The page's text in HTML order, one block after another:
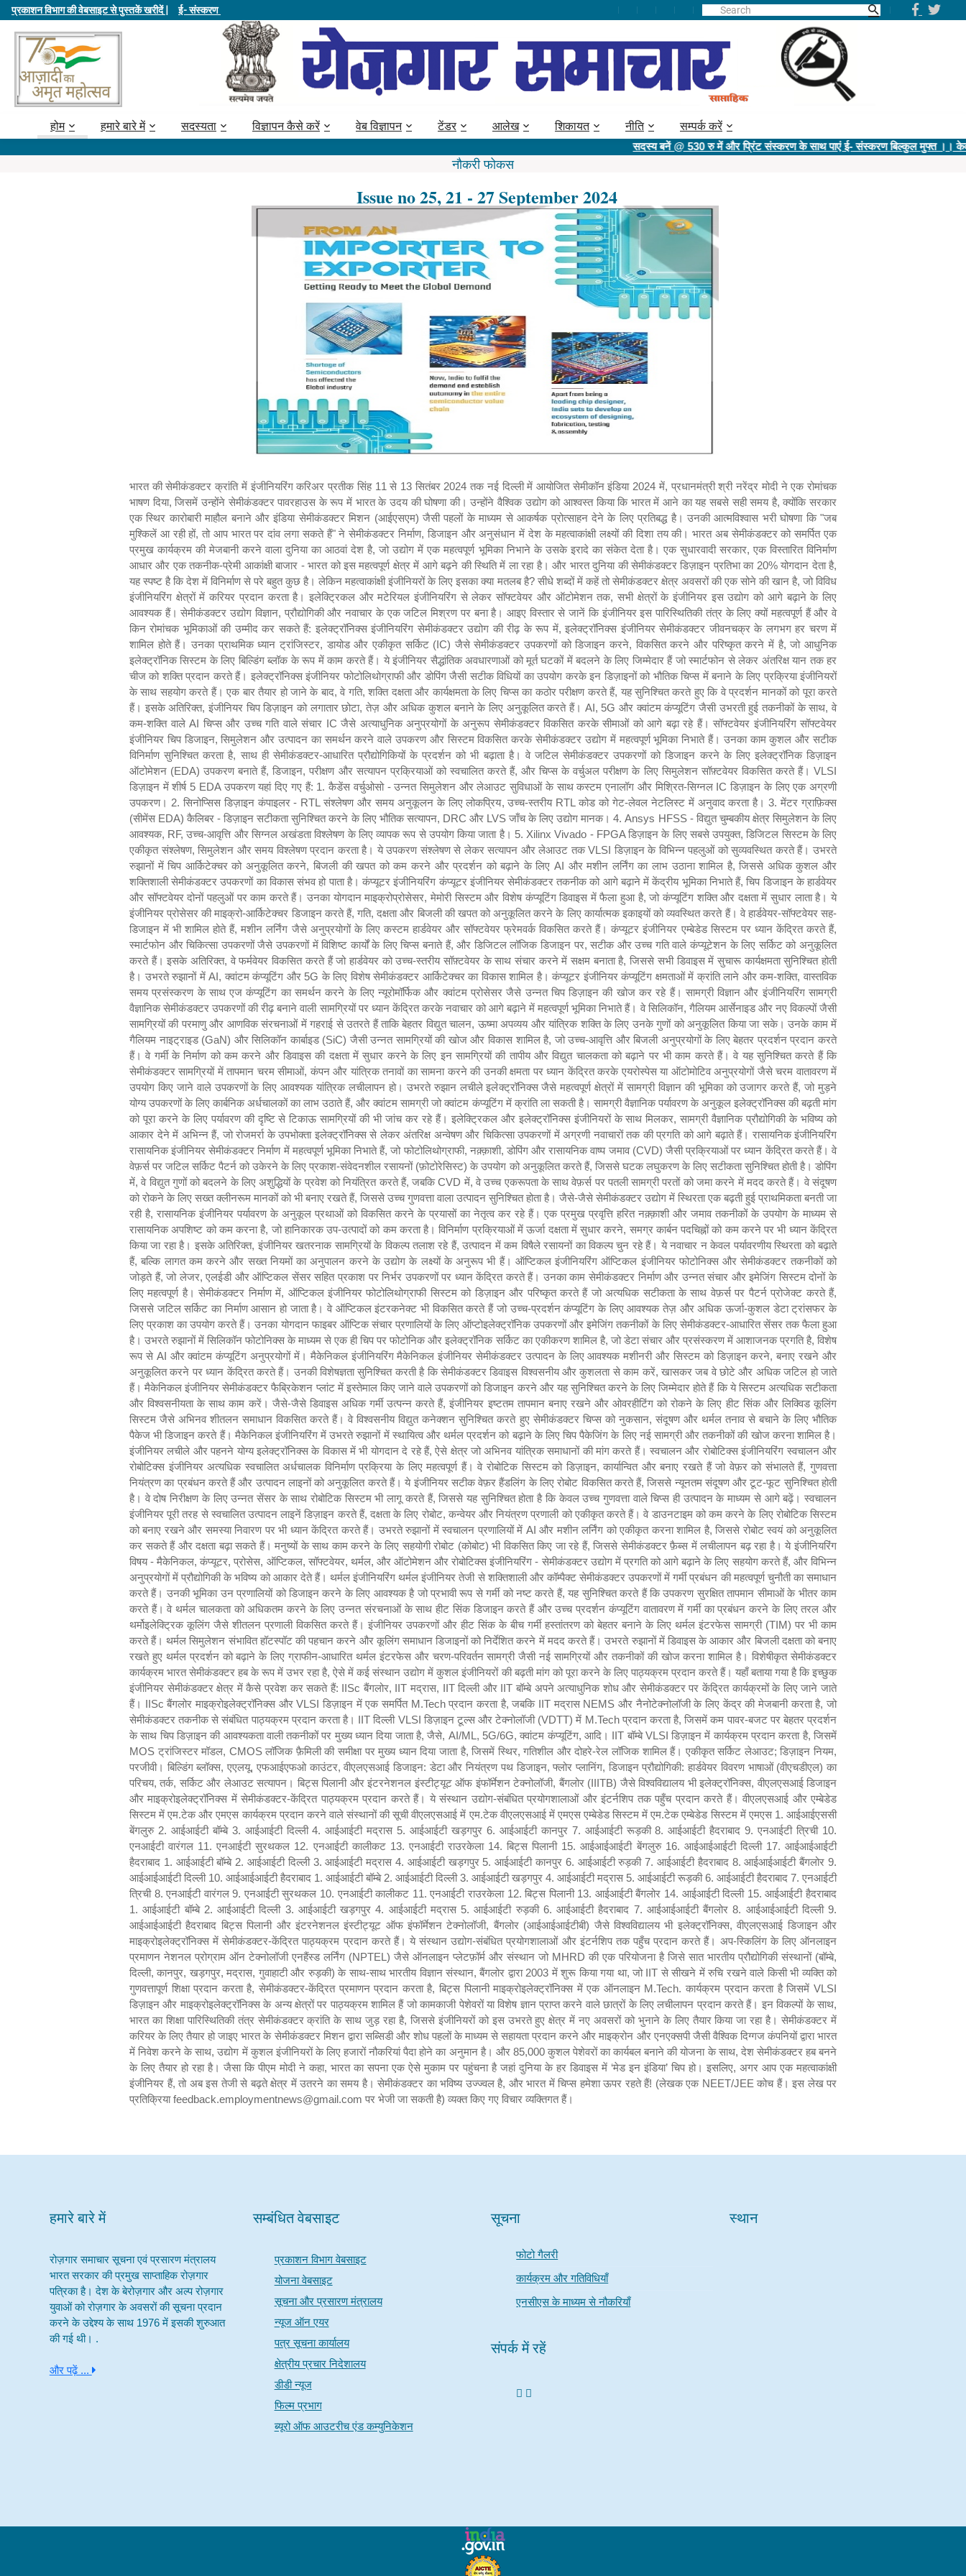
प्रकाशन विभाग की वेबसाइट से पुस्तकें खरीदें | ई- संस्करण
होम हमारे बारे में सदस्यता विज्ञापन कैसे करें वेब विज्ञापन टेंडर आलेख शिकायत नीति सम्पर्क करें
सदस्य बनें @ 530 रु में और प्रिंट संस्करण के साथ पाएं ई- संस्करण बिल्कुल मुफ्त ।। केवल ई-
नौकरी फोकस
Issue no 25, 21 - 27 September 2024
भारत की सेमीकंडक्टर क्रांति में इंजीनियरिंग करिअर प्रतीक सिंह 11 से 13 सितंबर 2024 तक नई दिल्ली में आयोजित सेमीकॉन इंडिया 2024 में, प्रधानमंत्री श्री नरेंद्र मोदी ने एक रोमांचक भाषण दिया, जिसमें उन्होंने सेमीकंडक्टर पावरहाउस के रूप में भारत के उदय की घोषणा की। उन्होंने वैश्विक उद्योग को आश्वस्त किया कि भारत में आने का यह सबसे सही समय है, क्योंकि सरकार एक स्थिर कारोबारी माहौल बनाने और इंडिया सेमीकंडक्टर मिशन (आईएसएम) जैसी पहलों के माध्यम से आकर्षक प्रोत्साहन देने के लिए प्रतिबद्ध है। उनकी आत्मविश्वास भरी घोषणा कि "जब मुश्किलें आ रही हों, तो आप भारत पर दांव लगा सकते हैं" ने सेमीकंडक्टर निर्माण, डिजाइन और अनुसंधान में देश के महत्वाकांक्षी लक्ष्यों की दिशा तय की। भारत अब सेमीकंडक्टर को समर्पित एक प्रमुख कार्यक्रम की मेजबानी करने वाला दुनिया का आठवां देश है, जो उद्योग में एक महत्वपूर्ण भूमिका निभाने के उसके इरादे का संकेत देता है। एक सुधारवादी सरकार, एक विस्तारित विनिर्माण आधार और एक तकनीक-प्रेमी आकांक्षी बाजार - भारत को इस महत्वपूर्ण क्षेत्र में आगे बढ़ने की स्थिति में ला रहा है। और भारत दुनिया की सेमीकंडक्टर डिज़ाइन प्रतिभा का 20% योगदान देता है, यह स्पष्ट है कि देश में विनिर्माण से परे बहुत कुछ है। लेकिन महत्वाकांक्षी इंजीनियरों के लिए इसका क्या मतलब है? सीधे शब्दों में कहें तो सेमीकंडक्टर क्षेत्र अवसरों की एक सोने की खान है, जो विविध इंजीनियरिंग क्षेत्रों में करियर प्रदान करता है। इलेक्ट्रिकल और मटेरियल इंजीनियरिंग से लेकर सॉफ्टवेयर और ऑटोमेशन तक, सभी क्षेत्रों के इंजीनियर इस उद्योग को आगे बढ़ाने के लिए आवश्यक हैं। सेमीकंडक्टर उद्योग विज्ञान, प्रौद्योगिकी और नवाचार के एक जटिल मिश्रण पर बना है। आइए विस्तार से जानें कि इंजीनियर इस पारिस्थितिकी तंत्र के लिए क्यों महत्वपूर्ण हैं और वे किन रोमांचक भूमिकाओं की उम्मीद कर सकते हैं: इलेक्ट्रॉनिक्स इंजीनियरिंग सेमीकंडक्टर उद्योग की रीढ़ के रूप में, इलेक्ट्रॉनिक्स इंजीनियर सेमीकंडक्टर जीवनचक्र के लगभग हर चरण में शामिल होते हैं। उनका प्राथमिक ध्यान ट्रांजिस्टर, डायोड और एकीकृत सर्किट (IC) जैसे सेमीकंडक्टर उपकरणों को डिजाइन करने, विकसित करने और परिष्कृत करने में है, जो आधुनिक इलेक्ट्रॉनिक सिस्टम के लिए बिल्डिंग ब्लॉक के रूप में काम करते हैं। ये इंजीनियर सैद्धांतिक अवधारणाओं को मूर्त घटकों में बदलने के लिए जिम्मेदार हैं जो स्मार्टफोन से लेकर अंतरिक्ष यान तक हर चीज को शक्ति प्रदान करते हैं। इलेक्ट्रॉनिक्स इंजीनियर फोटोलिथोग्राफी और डोपिंग जैसी सटीक विधियों का उपयोग करके इन डिज़ाइनों को भौतिक चिप्स में बनाने के लिए प्रक्रिया इंजीनियरों के साथ सहयोग करते हैं। एक बार तैयार हो जाने के बाद, वे गति, शक्ति दक्षता और कार्यक्षमता के लिए चिप्स का कठोर परीक्षण करते हैं, यह सुनिश्चित करते हुए कि वे प्रदर्शन मानकों को पूरा करते हैं। इसके अतिरिक्त, इंजीनियर चिप डिज़ाइन को लगातार छोटा, तेज़ और अधिक कुशल बनाने के लिए अनुकूलित करते हैं। AI, 5G और क्वांटम कंप्यूटिंग जैसी उभरती हुई तकनीकों के साथ, वे कम-शक्ति वाले AI चिप्स और उच्च गति वाले संचार IC जैसे अत्याधुनिक अनुप्रयोगों के अनुरूप सेमीकंडक्टर विकसित करके सीमाओं को आगे बढ़ा रहे हैं। सॉफ्टवेयर इंजीनियरिंग सॉफ्टवेयर इंजीनियर चिप डिजाइन, सिमुलेशन और उत्पादन का समर्थन करने वाले उपकरण और सिस्टम विकसित करके सेमीकंडक्टर उद्योग में महत्वपूर्ण भूमिका निभाते हैं। उनका काम कुशल और सटीक विनिर्माण सुनिश्चित करता है, साथ ही सेमीकंडक्टर-आधारित प्रौद्योगिकियों के प्रदर्शन को भी बढ़ाता है। वे जटिल सेमीकंडक्टर उपकरणों को डिजाइन करने के लिए इलेक्ट्रॉनिक डिज़ाइन ऑटोमेशन (EDA) उपकरण बनाते हैं, डिजाइन, परीक्षण और सत्यापन प्रक्रियाओं को स्वचालित करते हैं, और चिप्स के वर्चुअल परीक्षण के लिए सिमुलेशन सॉफ़्टवेयर विकसित करते हैं। VLSI डिज़ाइन में शीर्ष 5 EDA उपकरण यहां दिए गए हैं: 1. कैडेंस वर्चुओसो - उन्नत सिमुलेशन और लेआउट सुविधाओं के साथ कस्टम एनालॉग और मिश्रित-सिग्नल IC डिज़ाइन के लिए एक अग्रणी उपकरण। 2. सिनोप्सिस डिज़ाइन कंपाइलर - RTL संश्लेषण और समय अनुकूलन के लिए लोकप्रिय, उच्च-स्तरीय RTL कोड को गेट-लेवल नेटलिस्ट में अनुवाद करता है। 3. मेंटर ग्राफ़िक्स (सीमेंस EDA) कैलिबर - डिज़ाइन सटीकता सुनिश्चित करने के लिए भौतिक सत्यापन, DRC और LVS जाँच के लिए उद्योग मानक। 4. Ansys HFSS - विद्युत चुम्बकीय क्षेत्र सिमुलेशन के लिए आवश्यक, RF, उच्च-आवृत्ति और सिग्नल अखंडता विश्लेषण के लिए व्यापक रूप से उपयोग किया जाता है। 5. Xilinx Vivado - FPGA डिज़ाइन के लिए सबसे उपयुक्त, डिजिटल सिस्टम के लिए एकीकृत संश्लेषण, सिमुलेशन और समय विश्लेषण प्रदान करता है। ये उपकरण संश्लेषण से लेकर सत्यापन और लेआउट तक VLSI डिज़ाइन के विभिन्न पहलुओं को सुव्यवस्थित करते हैं। उभरते रुझानों में चिप आर्किटेक्चर को अनुकूलित करने, बिजली की खपत को कम करने और प्रदर्शन को बढ़ाने के लिए AI और मशीन लर्निंग का लाभ उठाना शामिल है, जिससे अधिक कुशल और शक्तिशाली सेमीकंडक्टर उपकरणों का विकास संभव हो पाता है। कंप्यूटर इंजीनियरिंग कंप्यूटर इंजीनियर सेमीकंडक्टर तकनीक को आगे बढ़ाने में केंद्रीय भूमिका निभाते हैं, चिप डिजाइन के हार्डवेयर और सॉफ्टवेयर दोनों पहलुओं पर काम करते हैं। उनका योगदान माइक्रोप्रोसेसर, मेमोरी सिस्टम और विशेष कंप्यूटिंग डिवाइस में फैला हुआ है, जो कंप्यूटिंग शक्ति और दक्षता में सुधार लाता है। ये इंजीनियर प्रोसेसर की माइक्रो-आर्किटेक्चर डिजाइन करते हैं, गति, दक्षता और बिजली की खपत को अनुकूलित करने के लिए कार्यात्मक इकाइयों को व्यवस्थित करते हैं। वे हार्डवेयर-सॉफ्टवेयर सह-डिजाइन में भी शामिल होते हैं, मशीन लर्निंग जैसे अनुप्रयोगों के लिए कस्टम हार्डवेयर और सॉफ्टवेयर फ्रेमवर्क विकसित करते हैं। कंप्यूटर इंजीनियर एम्बेडेड सिस्टम पर ध्यान केंद्रित करते हैं, स्मार्टफोन और चिकित्सा उपकरणों जैसे उपकरणों में विशिष्ट कार्यों के लिए चिप्स बनाते हैं, और डिजिटल लॉजिक डिजाइन पर, सटीक और उच्च गति वाले कंप्यूटेशन के लिए सर्किट को अनुकूलित करते हैं। इसके अतिरिक्त, वे फर्मवेयर विकसित करते हैं जो हार्डवेयर को उच्च-स्तरीय सॉफ़्टवेयर के साथ संचार करने में सक्षम बनाता है, जिससे सभी डिवाइस में सुचारू कार्यक्षमता सुनिश्चित होती है। उभरते रुझानों में AI, क्वांटम कंप्यूटिंग और 5G के लिए विशेष सेमीकंडक्टर आर्किटेक्चर का विकास शामिल है। कंप्यूटर इंजीनियर कंप्यूटिंग क्षमताओं में क्रांति लाने और कम-शक्ति, वास्तविक समय प्रसंस्करण के साथ एज कंप्यूटिंग का समर्थन करने के लिए न्यूरोमॉर्फिक और क्वांटम प्रोसेसर जैसे उन्नत चिप डिज़ाइन की खोज कर रहे हैं। सामग्री विज्ञान और इंजीनियरिंग सामग्री वैज्ञानिक सेमीकंडक्टर उपकरणों की रीढ़ बनाने वाली सामग्रियों पर ध्यान केंद्रित करके नवाचार को आगे बढ़ाने में महत्वपूर्ण भूमिका निभाते हैं। वे सिलिकॉन, गैलियम आर्सेनाइड और नए विकल्पों जैसी सामग्रियों की परमाणु और आणविक संरचनाओं में गहराई से उतरते हैं ताकि बेहतर विद्युत चालन, ऊष्मा अपव्यय और यांत्रिक शक्ति के लिए उनके गुणों को अनुकूलित किया जा सके। उनके काम में गैलियम नाइट्राइड (GaN) और सिलिकॉन कार्बाइड (SiC) जैसी उन्नत सामग्रियों की खोज और विकास शामिल है, जो उच्च-आवृत्ति और बिजली अनुप्रयोगों के लिए बेहतर प्रदर्शन प्रदान करते हैं। वे गर्मी के निर्माण को कम करने और डिवाइस की दक्षता में सुधार करने के लिए इन सामग्रियों की तापीय और विद्युत चालकता को बढ़ाने पर भी काम करते हैं। वे यह सुनिश्चित करते हैं कि सेमीकंडक्टर सामग्रियों में तापमान चरम सीमाओं, कंपन और यांत्रिक तनावों का सामना करने की उनकी क्षमता पर ध्यान केंद्रित करके एयरोस्पेस या ऑटोमोटिव अनुप्रयोगों जैसे चरम वातावरण में उपयोग किए जाने वाले उपकरणों के लिए आवश्यक यांत्रिक लचीलापन हो। उभरते रुझान लचीले इलेक्ट्रॉनिक्स जैसे महत्वपूर्ण क्षेत्रों में सामग्री विज्ञान की भूमिका को उजागर करते हैं, जो मुड़ने योग्य उपकरणों के लिए कार्बनिक अर्धचालकों का लाभ उठाते हैं, और क्वांटम सामग्री जो क्वांटम कंप्यूटिंग में क्रांति ला सकती है। सामग्री वैज्ञानिक पर्यावरण के अनुकूल इलेक्ट्रॉनिक्स की बढ़ती मांग को पूरा करने के लिए पर्यावरण की दृष्टि से टिकाऊ सामग्रियों की भी जांच कर रहे हैं। इलेक्ट्रिकल और इलेक्ट्रॉनिक्स इंजीनियरों के साथ मिलकर, सामग्री वैज्ञानिक प्रौद्योगिकी के भविष्य को आकार देने में अभिन्न हैं, जो रोजमर्रा के उपभोक्ता इलेक्ट्रॉनिक्स से लेकर अंतरिक्ष अन्वेषण और चिकित्सा उपकरणों में अग्रणी नवाचारों तक की प्रगति को आगे बढ़ाते हैं। रासायनिक इंजीनियरिंग रासायनिक इंजीनियर सेमीकंडक्टर निर्माण में महत्वपूर्ण भूमिका निभाते हैं, जो फोटोलिथोग्राफी, नक़्क़ाशी, डोपिंग और रासायनिक वाष्प जमाव (CVD) जैसी प्रक्रियाओं पर ध्यान केंद्रित करते हैं। वे वेफ़र्स पर जटिल सर्किट पैटर्न को उकेरने के लिए प्रकाश-संवेदनशील रसायनों (फ़ोटोरेसिस्ट) के उपयोग को अनुकूलित करते हैं, जिससे घटक लघुकरण के लिए सटीकता सुनिश्चित होती है। डोपिंग में, वे विद्युत गुणों को बदलने के लिए अशुद्धियों के प्रवेश को नियंत्रित करते हैं, जबकि CVD में, वे उच्च एकरूपता के साथ वेफ़र्स पर पतली सामग्री परतों को जमा करने में मदद करते हैं। वे संदूषण को रोकने के लिए सख्त क्लीनरूम मानकों को भी बनाए रखते हैं, जिससे उच्च गुणवत्ता वाला उत्पादन सुनिश्चित होता है। जैसे-जैसे सेमीकंडक्टर उद्योग में स्थिरता एक बढ़ती हुई प्राथमिकता बनती जा रही है, रासायनिक इंजीनियर पर्यावरण के अनुकूल प्रथाओं को विकसित करने के प्रयासों का नेतृत्व कर रहे हैं। एक प्रमुख प्रवृत्ति हरित नक़्क़ाशी और जमाव तकनीकों के उपयोग के माध्यम से रासायनिक अपशिष्ट को कम करना है, जो हानिकारक उप-उत्पादों को कम करता है। विनिर्माण प्रक्रियाओं में ऊर्जा दक्षता में सुधार करने, समग्र कार्बन पदचिह्नों को कम करने पर भी ध्यान केंद्रित किया जा रहा है। इसके अतिरिक्त, इंजीनियर खतरनाक सामग्रियों के विकल्प तलाश रहे हैं, उत्पादन में कम विषैले रसायनों का विकल्प चुन रहे हैं। ये नवाचार न केवल पर्यावरणीय स्थिरता को बढ़ाते हैं, बल्कि लागत कम करने और सख्त नियमों का अनुपालन करने के उद्योग के लक्ष्यों के अनुरूप भी हैं। ऑप्टिकल इंजीनियरिंग ऑप्टिकल इंजीनियर फोटोनिक्स और सेमीकंडक्टर तकनीकों को जोड़ते हैं, जो लेजर, एलईडी और ऑप्टिकल सेंसर सहित प्रकाश पर निर्भर उपकरणों पर ध्यान केंद्रित करते हैं। उनका काम सेमीकंडक्टर निर्माण और उन्नत संचार और इमेजिंग सिस्टम दोनों के लिए महत्वपूर्ण है। सेमीकंडक्टर निर्माण में, ऑप्टिकल इंजीनियर फोटोलिथोग्राफी सिस्टम को डिज़ाइन और परिष्कृत करते हैं जो अत्यधिक सटीकता के साथ वेफ़र्स पर पैटर्न प्रोजेक्ट करते हैं, जिससे जटिल सर्किट का निर्माण आसान हो जाता है। वे ऑप्टिकल इंटरकनेक्ट भी विकसित करते हैं जो उच्च-प्रदर्शन कंप्यूटिंग के लिए आवश्यक तेज़ और अधिक ऊर्जा-कुशल डेटा ट्रांसफर के लिए प्रकाश का उपयोग करते हैं। उनका योगदान फाइबर ऑप्टिक संचार प्रणालियों के लिए ऑप्टोइलेक्ट्रॉनिक उपकरणों और इमेजिंग तकनीकों के लिए सेमीकंडक्टर-आधारित सेंसर तक फैला हुआ है। उभरते रुझानों में सिलिकॉन फोटोनिक्स के माध्यम से एक ही चिप पर फोटोनिक और इलेक्ट्रॉनिक सर्किट का एकीकरण शामिल है, जो डेटा संचार और प्रसंस्करण में आशाजनक प्रगति है, विशेष रूप से AI और क्वांटम कंप्यूटिंग अनुप्रयोगों में। मैकेनिकल इंजीनियरिंग मैकेनिकल इंजीनियर सेमीकंडक्टर उत्पादन के लिए आवश्यक मशीनरी और सिस्टम को डिज़ाइन करने, बनाए रखने और अनुकूलित करने पर ध्यान केंद्रित करते हैं। उनकी विशेषज्ञता सुनिश्चित करती है कि सेमीकंडक्टर डिवाइस विश्वसनीय
हमारे बारे में
रोज़गार समाचार सूचना एवं प्रसारण मंत्रालय
भारत सरकार की प्रमुख साप्ताहिक रोज़गार
पत्रिका है। देश के बेरोज़गार और अल्प रोज़गार
युवाओं को रोज़गार के अवसरों की सूचना प्रदान
करने के उद्देश्य के साथ 1976 में इसकी शुरुआत
की गई थी। .
और पढ़ें ...
सम्बंधित वेबसाइट
प्रकाशन विभाग वेबसाइट
योजना वेबसाइट
सूचना और प्रसारण मंत्रालय
न्यूज ऑन एयर
पत्र सूचना कार्यालय
क्षेत्रीय प्रचार निदेशालय
डीडी न्यूज
फिल्म प्रभाग
ब्यूरो ऑफ आउटरीच एंड कम्युनिकेशन
सूचना
फोटो गैलरी
कार्यक्रम और गतिविधियाँ
एनसीएस के माध्यम से नौकरियाँ
संपर्क में रहें
स्थान